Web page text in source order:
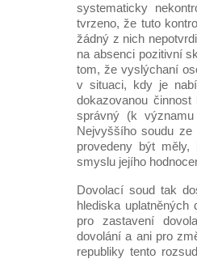
systematicky
tvrzeno, že tuto
žádný z nich
na absenci pozitivní
tom, že vyslýchaní
v situaci, kdy je
dokazovanou
správný (k
Nejvyššího soudu
provedeny být
smyslu jejího
Dovolací soud tak
hlediska
pro zastavení
dovolání a ani pro
republiky tento